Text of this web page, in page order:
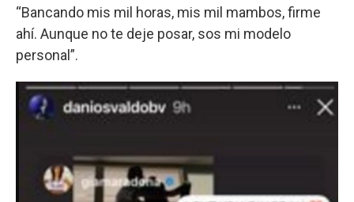
“Bancando mis mil horas, mis mil mambos, firme
ahí. Aunque no te deje posar, sos mi modelo
personal”.